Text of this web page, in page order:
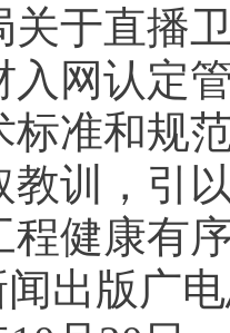
关于直播
入网认定
标准和规
教训，引
程健康有
闻出版广